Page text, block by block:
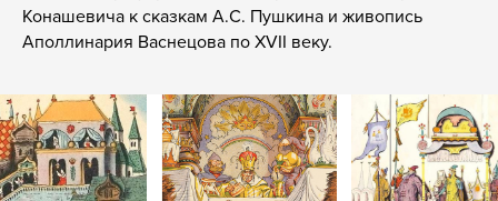
Конашевича к сказкам А.С. Пушкина и живопись
Аполлинария Васнецова по XVII веку.